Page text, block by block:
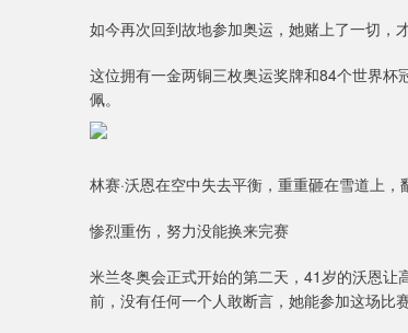
如今再次回到故地参加奥运，她赌上了一切，
这位拥有一金两铜三枚奥运奖牌和84个世界
佩。
林赛·沃恩在空中失去平衡，重重砸在雪道上，
惨烈重伤，努力没能换来完赛
米兰冬奥会正式开始的第二天，41岁的沃恩
前，没有任何一个人敢断言，她能参加这场比赛